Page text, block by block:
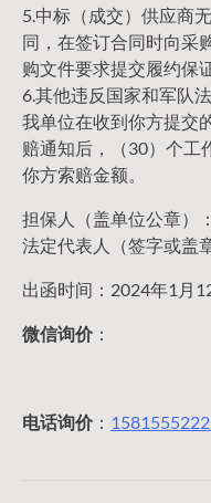
5.中标（成交）供应商
同，在签订合同时向采
购文件要求提交履约保
6.其他违反国家和军队
我单位在收到你方提交
赔通知后，（30）个工
你方索赔金额。
担保人（盖单位公章）：
法定代表人（签字或盖
出函时间：2024年1月
微信询价：
电话询价：